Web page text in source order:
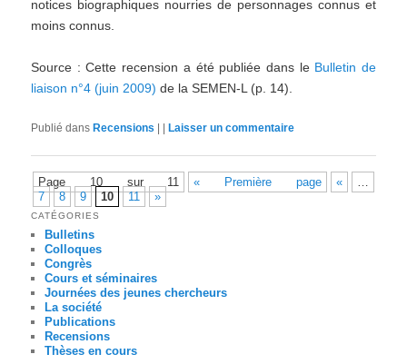
notices biographiques nourries de personnages connus et
moins connus.
Source : Cette recension a été publiée dans leBulletin de
liaison n°4 (juin 2009) de la SEMEN-L (p. 14).
Publié dans Recensions | |Laisser un commentaire
Page 10 sur 11 « Première page «
7
8 9 10 11 »
CATÉGORIES
Bulletins
Colloques
Congrès
Cours et séminaires
Journées des jeunes chercheurs
La société
Publications
Recensions
Thèses en cours